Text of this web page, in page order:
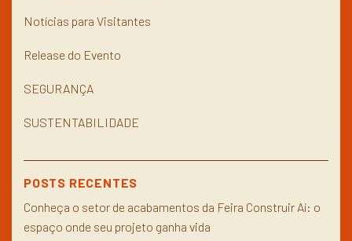
Notícias para Visitantes
Release do Evento
SEGURANÇA
SUSTENTABILIDADE
POSTS RECENTES
Conheça o setor de acabamentos da Feira Construir Aí: o
espaço onde seu projeto ganha vida